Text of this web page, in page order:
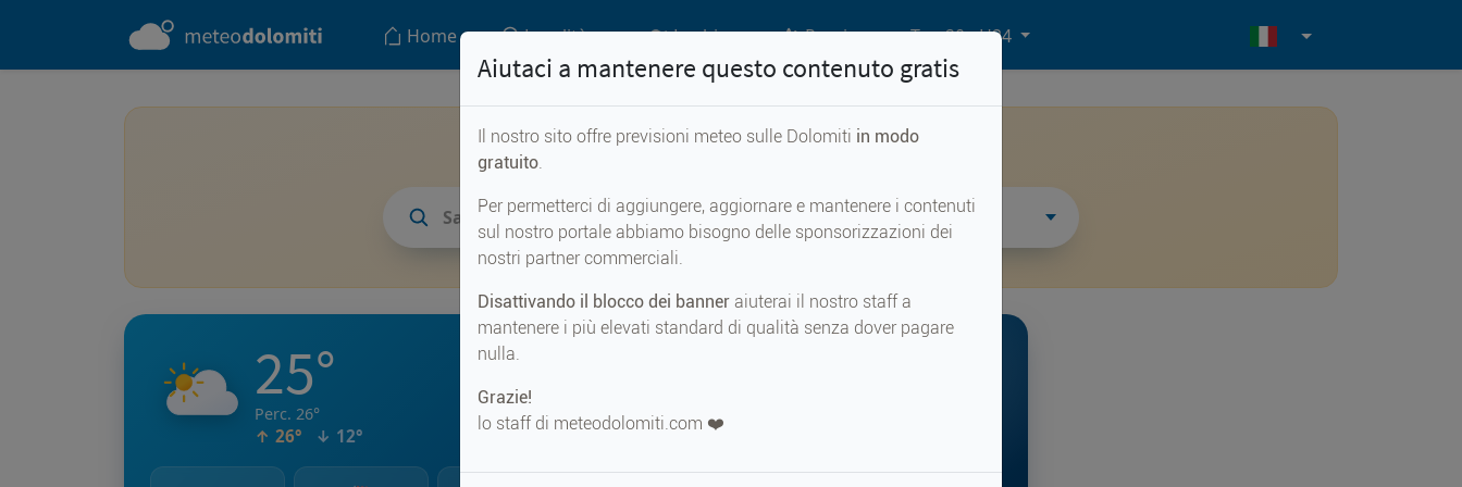
Home Località Laghi Passi Top 20 - H24
San Tomaso Agordino
25°
Perc. 26°
↑ 26° ↓ 12°
Aiutaci a mantenere questo contenuto gratis
Il nostro sito offre previsioni meteo sulle Dolomiti in modo
gratuito.
Per permetterci di aggiungere, aggiornare e mantenere i contenuti
sul nostro portale abbiamo bisogno delle sponsorizzazioni dei
nostri partner commerciali.
Disattivando il blocco dei banner aiuterai il nostro staff a
mantenere i più elevati standard di qualità senza dover pagare
nulla.
Grazie!
lo staff di meteodolomiti.com ❤️